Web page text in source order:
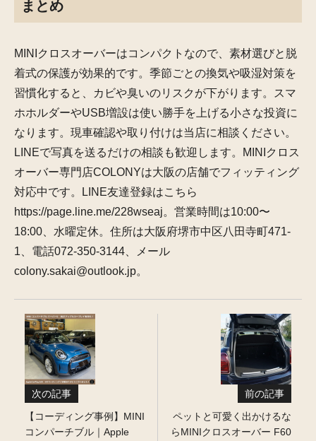
まとめ
MINIクロスオーバーはコンパクトなので、素材選びと脱
着式の保護が効果的です。季節ごとの換気や吸湿対策を
習慣化すると、カビや臭いのリスクが下がります。スマ
ホホルダーやUSB増設は使い勝手を上げる小さな投資に
なります。現車確認や取り付けは当店に相談ください。
LINEで写真を送るだけの相談も歓迎します。MINIクロス
オーバー専門店COLONYは大阪の店舗でフィッティング
対応中です。LINE友達登録はこちら
https://page.line.me/228wseaj。営業時間は10:00〜
18:00、水曜定休。住所は大阪府堺市中区八田寺町471-
1、電話072-350-3144、メール
colony.sakai@outlook.jp。
次の記事
【コーディング事例】MINI
コンパーチブル｜Apple
前の記事
ペットと可愛く出かけるな
らMINIクロスオーバー F60